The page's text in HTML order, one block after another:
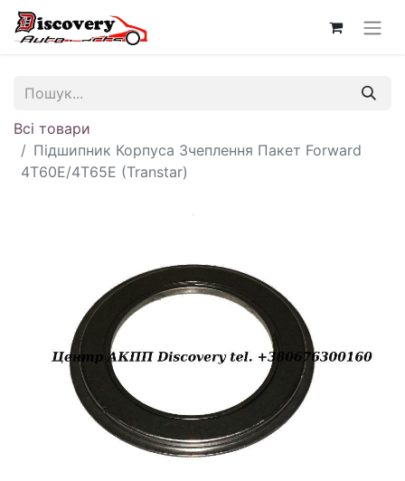
Всі товари
Підшипник Корпуса Зчеплення Пакет Forward
4T60E/4T65E (Transtar)